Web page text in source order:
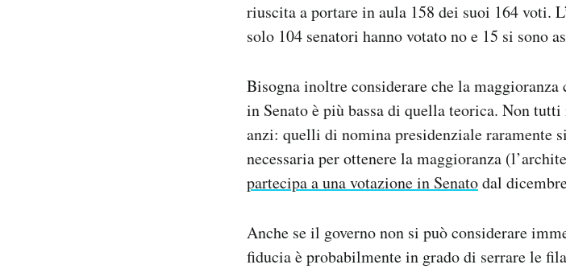
riuscita a portare in aula 158 dei suoi 164 voti.
solo 104 senatori hanno votato no e 15 si sono
Bisogna inoltre considerare che la maggioranza
in Senato è più bassa di quella teorica. Non
anzi: quelli di nomina presidenziale raramente
necessaria per ottenere la maggioranza
partecipa a una votazione in Senatodal
Anche se il governo non si può considerare
fiducia è probabilmente in grado di serrare le